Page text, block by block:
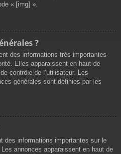
« [img] ».
?
des informations très importantes
Elles apparaissent en haut de
contrôle de l’utilisateur. Les
générales sont définies par les
des informations importantes sur le
annonces apparaissent en haut de